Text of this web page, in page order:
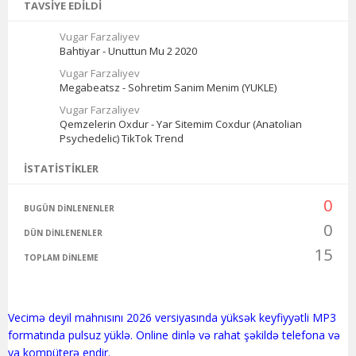
TAVSIYE EDILDI
Vugar Farzaliyev
Bahtiyar - Unuttun Mu 2 2020
Vugar Farzaliyev
Megabeatsz - Sohretim Sanim Menim (YUKLE)
Vugar Farzaliyev
Qemzelerin Oxdur - Yar Sitemim Coxdur (Anatolian
Psychedelic) TikTok Trend
İSTATISTIKLER
BUGÜN DINLENENLER 0
DÜN DINLENENLER 0
TOPLAM DINLEME 15
Vecimə deyil mahnısını 2026 versiyasında yüksək keyfiyyətli MP3
formatında pulsuz yüklə. Online dinlə və rahat şəkildə telefona və
ya kompüterə endir.